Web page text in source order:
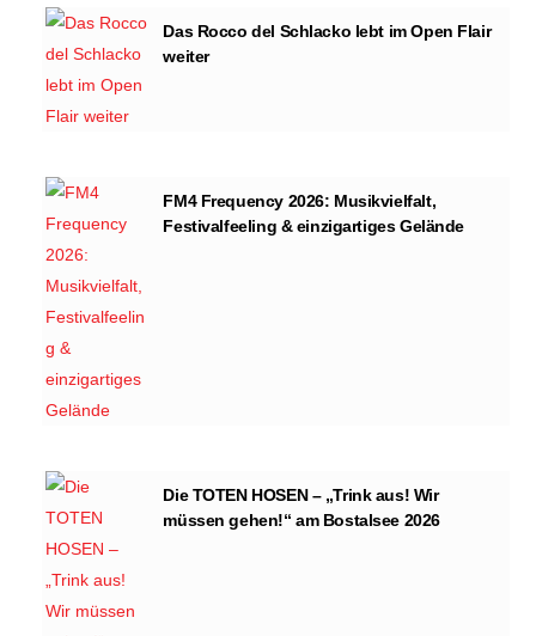
Das Rocco del Schlacko lebt im Open Flair
weiter
FM4 Frequency 2026: Musikvielfalt,
Festivalfeeling & einzigartiges Gelände
Die TOTEN HOSEN – „Trink aus! Wir
müssen gehen!“ am Bostalsee 2026